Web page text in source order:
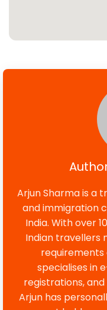
Arjun Sharma is a
and immigration
India. With over
Indian travellers
requirements
specialises in
registrations,
Arjun has